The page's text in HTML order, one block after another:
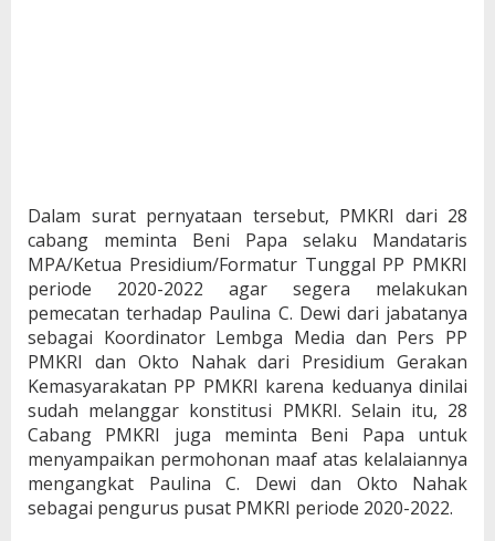
Dalam surat pernyataan tersebut, PMKRI dari 28
cabang meminta Beni Papa selaku Mandataris
MPA/Ketua Presidium/Formatur Tunggal PP PMKRI
periode 2020-2022 agar segera melakukan
pemecatan terhadap Paulina C. Dewi dari jabatanya
sebagai Koordinator Lembga Media dan Pers PP
PMKRI dan Okto Nahak dari Presidium Gerakan
Kemasyarakatan PP PMKRI karena keduanya dinilai
sudah melanggar konstitusi PMKRI. Selain itu, 28
Cabang PMKRI juga meminta Beni Papa untuk
menyampaikan permohonan maaf atas kelalaiannya
mengangkat Paulina C. Dewi dan Okto Nahak
sebagai pengurus pusat PMKRI periode 2020-2022.